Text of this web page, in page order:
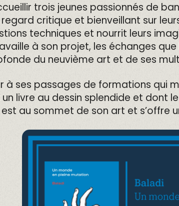
trois jeunes passionnés de
critique et bienveillant sur
techniques et nourrit leurs
à son projet, les échanges
du neuvième art et de ses
à ses passages de formations qui
livre au dessin splendide et dont
au sommet de son art et s’offre